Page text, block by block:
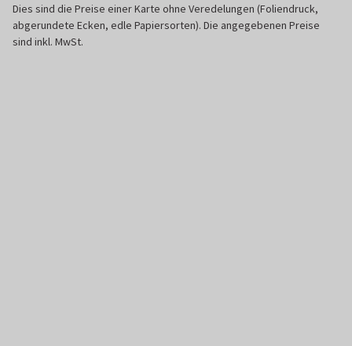
Dies sind die Preise einer Karte ohne Veredelungen (Foliendruck,
abgerundete Ecken, edle Papiersorten). Die angegebenen Preise
sind inkl. MwSt.